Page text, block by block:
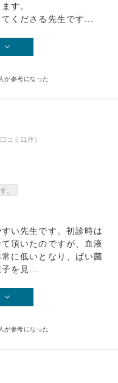
す。
くださる先生です...
が参考になった
コミ11件）
。
い先生です。初診時は
頂いたのですが、血液
に低いとなり、ばい菌
を見...
が参考になった